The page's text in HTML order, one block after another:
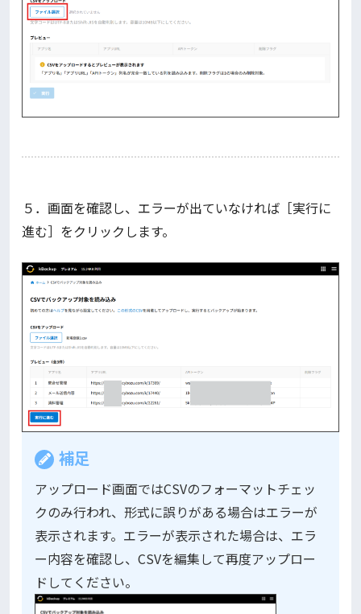
５．画面を確認し、エラーが出ていなければ［実行に
進む］をクリックします。
補足
アップロード画面ではCSVのフォーマットチェッ
クのみ行われ、形式に誤りがある場合はエラーが
表示されます。エラーが表示された場合は、エラ
ー内容を確認し、CSVを編集して再度アップロー
ドしてください。